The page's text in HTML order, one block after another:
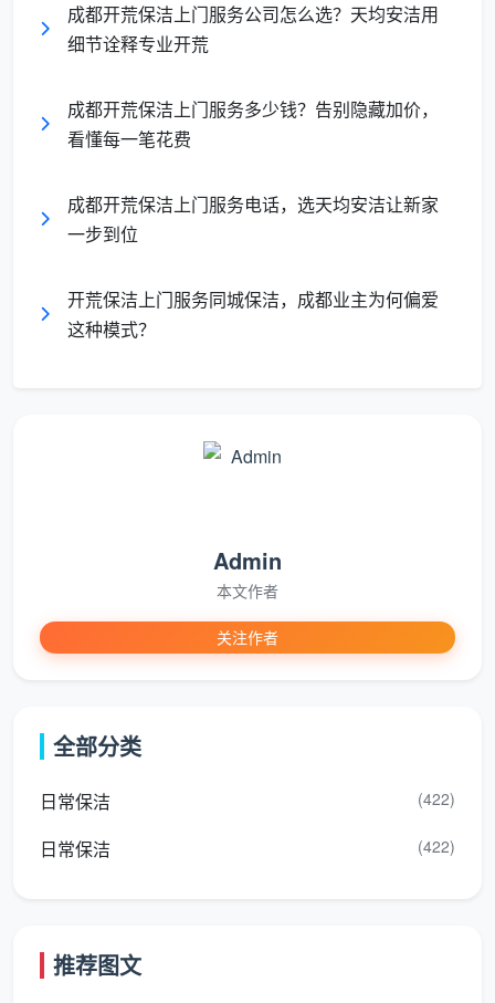
门窗及
开关面
漆点、手印、标签残胶
踢脚线
美缝剂残留、乳胶漆滴
强弱电
箱及空
积灰、保护膜
2.2 业主参与的三重验收机制
：全部清洁结束后，组长带领交叉检查
无划痕、无残留才算完工。
这套机制其实把常见纠纷化解在了交房之前，也让
天均安洁在本地成都开荒保洁上门服务中收获了不少正
三、挑选成都开荒保洁服务，盯准这三点
是否把验收标准说在前面
靠谱的团队会提前告知哪些能清、哪些需要提前保
服务团队是不是自有员工
成都开荒保洁上门服务公司怎么选？天均安洁用
细节诠释专业开荒
成都开荒保洁上门服务多少钱？告别隐藏加价，
看懂每一笔花费
成都开荒保洁上门服务电话，选天均安洁让新家
一步到位
开荒保洁上门服务同城保洁，成都业主为何偏爱
这种模式？
Admin
本文作者
关注作者
全部分类
日常保洁 (422)
日常保洁 (422)
推荐图文